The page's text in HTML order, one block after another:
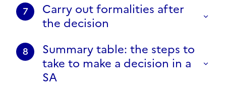
7
Carry out formalities after
the decision
8
Summary table: the steps to
take to make a decision in a
SA